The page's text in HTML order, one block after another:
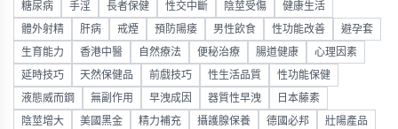
糖尿病 手淫 長者保健 性交中斷 陰莖受傷 健康生活
體外射精 肝病 戒煙 預防陽痿 男性飲食 性功能改善 避孕套
生育能力 香港中醫 自然療法 便秘治療 腸道健康 心理因素
延時技巧 天然保健品 前戲技巧 性生活品質 性功能保健
液態威而鋼 無副作用 早洩成因 器質性早洩 日本藤素
陰莖增大 美國黑金 精力補充 攝護腺保養 德國必邦 壯陽產品